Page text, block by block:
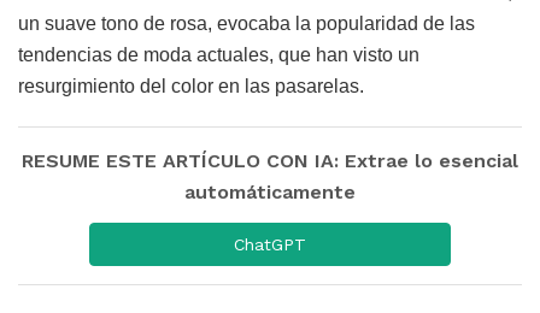
un suave tono de rosa, evocaba la popularidad de las
tendencias de moda actuales, que han visto un
resurgimiento del color en las pasarelas.
RESUME ESTE ARTÍCULO CON IA: Extrae lo esencial
automáticamente
ChatGPT